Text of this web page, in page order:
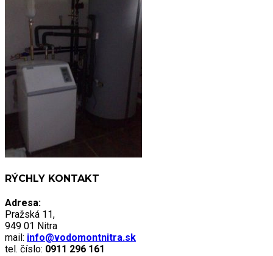
RÝCHLY KONTAKT
Adresa:
Pražská 11,
949 01 Nitra
mail: info@vodomontnitra.sk
tel. číslo: 0911 296 161